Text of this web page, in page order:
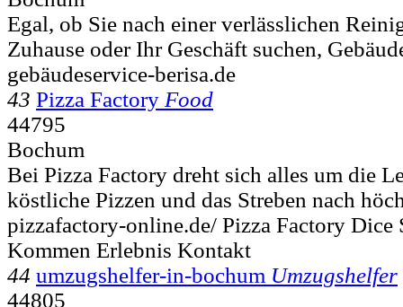
Egal, ob Sie nach einer verlässlichen
Zuhause oder Ihr Geschäft suchen,
gebäudeservice-berisa.de
43 Pizza Factory Food
44795
Bochum
Bei Pizza Factory dreht sich alles um die
köstliche Pizzen und das Streben nach
pizzafactory-online.de/ Pizza Factory Dice
Kommen Erlebnis Kontakt
44 umzugshelfer-in-bochum Umzugshelfer
44805